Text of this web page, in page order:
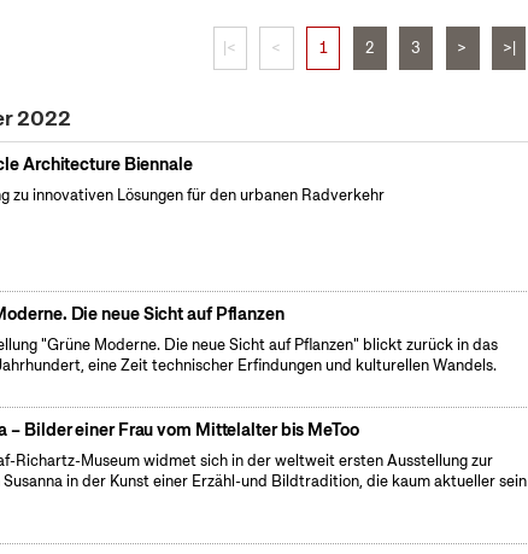
|< < 1 2 3 > >|
2022
Architecture Biennale
zu innovativen Lösungen für den urbanen Radverkehr
Die neue Sicht auf Pflanzen
"Grüne Moderne. Die neue Sicht auf Pflanzen" blickt zurück in das
eine Zeit technischer Erfindungen und kulturellen Wandels.
– Bilder einer Frau vom Mittelalter bis MeToo
Richartz-Museum widmet sich in der weltweit ersten Ausstellung zur
in der Kunst einer Erzähl-und Bildtradition, die kaum aktueller sein